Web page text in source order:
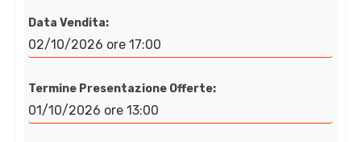
Data Vendita:
02/10/2026 ore 17:00
Termine Presentazione Offerte:
01/10/2026 ore 13:00